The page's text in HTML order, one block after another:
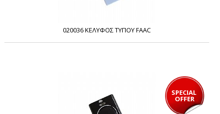
020036 ΚΕΛΥΦΟΣ ΤΥΠΟΥ FAAC
SPECIAL
OFFER